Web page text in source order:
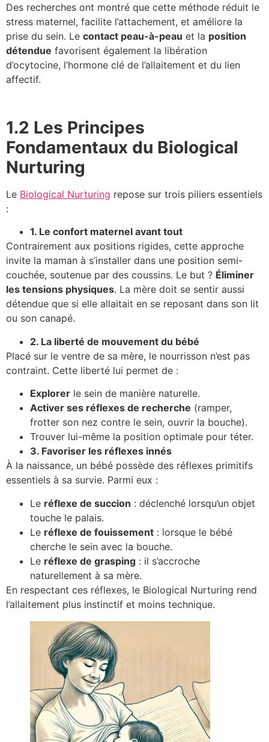
Des recherches ont montré que cette méthode réduit le
stress maternel, facilite l’attachement, et améliore la
prise du sein. Le contact peau-à-peau et la position
détendue favorisent également la libération
d’ocytocine, l’hormone clé de l’allaitement et du lien
affectif.
1.2 Les Principes
Fondamentaux du Biological
Nurturing
Le Biological Nurturing repose sur trois piliers essentiels
:
1. Le confort maternel avant tout
Contrairement aux positions rigides, cette approche
invite la maman à s’installer dans une position semi-
couchée, soutenue par des coussins. Le but ? Éliminer
les tensions physiques. La mère doit se sentir aussi
détendue que si elle allaitait en se reposant dans son lit
ou son canapé.
2. La liberté de mouvement du bébé
Placé sur le ventre de sa mère, le nourrisson n’est pas
contraint. Cette liberté lui permet de :
Explorer le sein de manière naturelle.
Activer ses réflexes de recherche (ramper,
frotter son nez contre le sein, ouvrir la bouche).
Trouver lui-même la position optimale pour téter.
3. Favoriser les réflexes innés
À la naissance, un bébé possède des réflexes primitifs
essentiels à sa survie. Parmi eux :
Le réflexe de succion : déclenché lorsqu’un objet
touche le palais.
Le réflexe de fouissement : lorsque le bébé
cherche le sein avec la bouche.
Le réflexe de grasping : il s’accroche
naturellement à sa mère.
En respectant ces réflexes, le Biological Nurturing rend
l’allaitement plus instinctif et moins technique.